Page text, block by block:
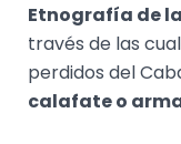
Etnografía de
través de las
perdidos del
calafate o